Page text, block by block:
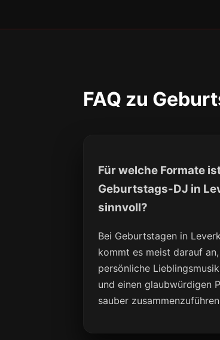
FAQ zu
Für welche Formate
Geburtstags-DJ in
sinnvoll?
Bei Geburtstagen in
kommt es meist darauf an,
persönliche
und einen glaubwürdigen
sauber